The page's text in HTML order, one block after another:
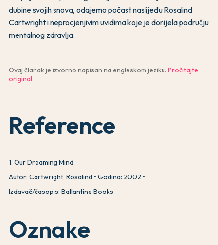
dubine svojih snova, odajemo počast naslijeđu Rosalind
Cartwright i neprocjenjivim uvidima koje je donijela području
mentalnog zdravlja.
Ovaj članak je izvorno napisan na engleskom jeziku. Pročitajte
original
Reference
1. Our Dreaming Mind
Autor: Cartwright, Rosalind
Godina: 2002
Izdavač/časopis: Ballantine Books
Oznake